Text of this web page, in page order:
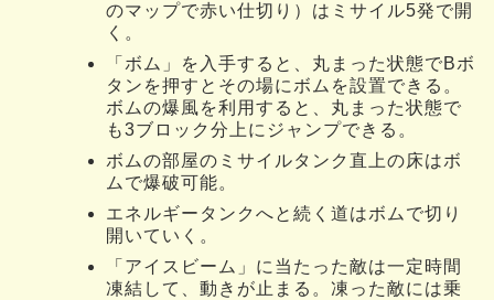
のマップで赤い仕切り）はミサイル5発で開
く。
「ボム」を入手すると、丸まった状態でBボ
タンを押すとその場にボムを設置できる。
ボムの爆風を利用すると、丸まった状態で
も3ブロック分上にジャンプできる。
ボムの部屋のミサイルタンク直上の床はボ
ムで爆破可能。
エネルギータンクへと続く道はボムで切り
開いていく。
「アイスビーム」に当たった敵は一定時間
凍結して、動きが止まる。凍った敵には乗